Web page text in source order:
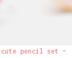
cute pencil set –